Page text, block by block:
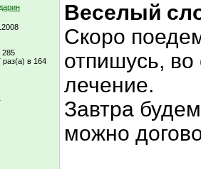
285
раз(а) в 164
Веселый
Скоро
отпишусь, во
лечение.
Завтра
можно